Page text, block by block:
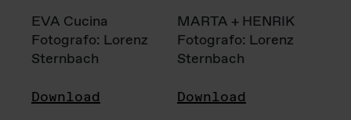
EVA Cucina
Fotografo: Lorenz
Sternbach
Download
MARTA + HENRIK
Fotografo: Lorenz
Sternbach
Download